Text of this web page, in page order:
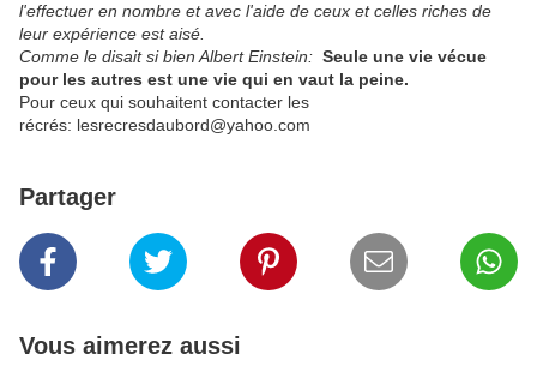
l'effectuer en nombre et avec l'aide de ceux et celles riches de
leur expérience est aisé.
Comme le disait si bien Albert Einstein: Seule une vie vécue
pour les autres est une vie qui en vaut la peine.
Pour ceux qui souhaitent contacter les
récrés: lesrecresdaubord@yahoo.com
Partager
Vous aimerez aussi